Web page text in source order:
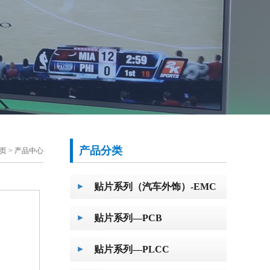
> 产品中心 产品分类
贴片系列（汽车外饰）-EMC
贴片系列—PCB
贴片系列—PLCC